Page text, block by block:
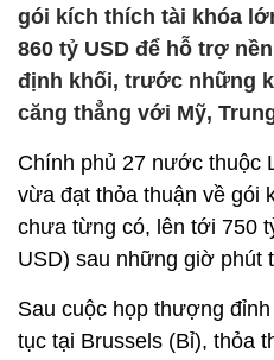
gói kích thích tài khóa
860 tỷ USD để hỗ trợ
định khối, trước những
căng thẳng với Mỹ,
Chính phủ 27 nước thuộc
vừa đạt thỏa thuận về gói
chưa từng có, lên tới 750
USD) sau những giờ phút
Sau cuộc họp thượng
tục tại Brussels (Bỉ), thỏa